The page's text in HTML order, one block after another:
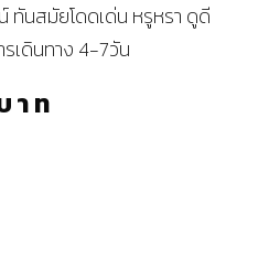
ทันสมัยโดดเด่น หรูหรา ดูดี
รเดินทาง 4-7วัน
าท